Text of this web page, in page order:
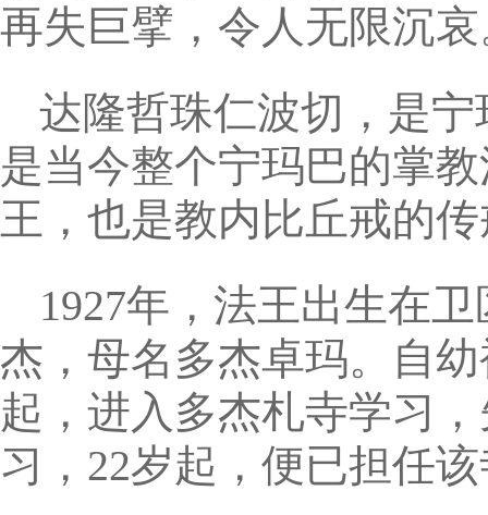
再失巨擘，令人无限沉
达隆哲珠仁波切，是
是当今整个宁玛巴的掌
王，也是教内比丘戒的
1927年，法王出生在
杰，母名多杰卓玛。自
起，进入多杰札寺学习
习，22岁起，便已担任